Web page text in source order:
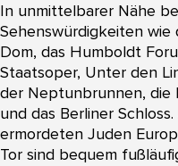
In unmittelbarer Nähe
Sehenswürdigkeiten wie
Dom, das Humboldt
Staatsoper, Unter den
der Neptunbrunnen, die
und das Berliner
ermordeten Juden
Tor sind bequem